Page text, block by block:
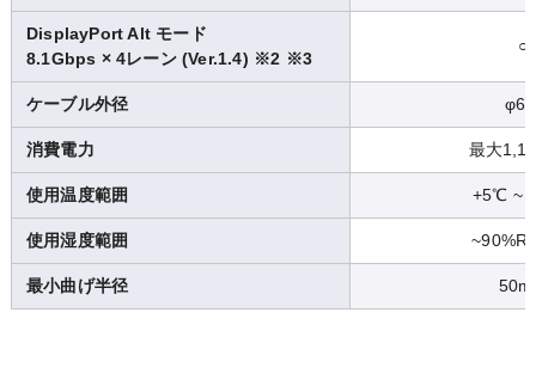
DisplayPort Alt モード
8.1Gbps × 4レーン (Ver.1.4) ※2 ※3
○
ケーブル外径
消費電力 最大
使用温度範囲 +5℃ ~
使用湿度範囲
最小曲げ半径